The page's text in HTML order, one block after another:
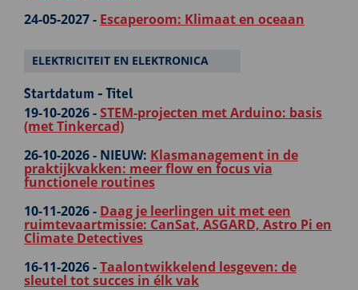
24-05-2027 - Escaperoom: Klimaat en oceaan
ELEKTRICITEIT EN ELEKTRONICA
Startdatum - Titel
19-10-2026 -STEM-projecten met Arduino: basis
(met Tinkercad)
26-10-2026 - NIEUW: Klasmanagement in de
praktijkvakken: meer flow en focus via
functionele routines
10-11-2026 - Daag je leerlingen uit met een
ruimtevaartmissie: CanSat, ASGARD, Astro Pi en
Climate Detectives
16-11-2026 -Taalontwikkelend lesgeven: de
sleutel tot succes in élk vak